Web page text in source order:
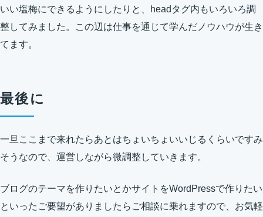
いい塩梅にできるようにしたりと、headタグ内もいろいろ調
整してみました。この辺は仕事を通じて学んだノウハウが生き
てます。
最後に
一旦ここまで来れたらあとはちょいちょいいじるくらいですみ
そうなので、運営しながら微調整していきます。
ブログのテーマを作りたいとかサイトをWordPressで作りたい
といったご要望がありましたらご相談に乗れますので、お気軽